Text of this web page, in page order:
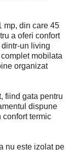
mp, din care 45
a oferi confort
un living
mobilata
organizat
fiind gata pentru
dispune
confort termic
nu este izolat pe